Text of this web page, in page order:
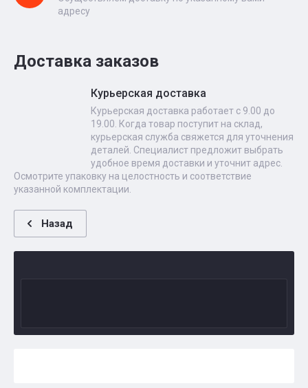
адресу
Доставка заказов
Курьерская доставка
Курьерская доставка работает с 9.00 до
19.00. Когда товар поступит на склад,
курьерская служба свяжется для уточнения
деталей. Специалист предложит выбрать
удобное время доставки и уточнит адрес.
Осмотрите упаковку на целостность и соответствие
указанной комплектации.
Назад